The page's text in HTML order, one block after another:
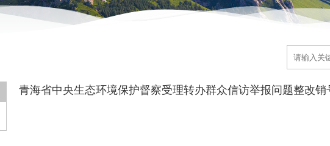
青海省中央生态环境保护督察受理转办群众信访举报问题整改